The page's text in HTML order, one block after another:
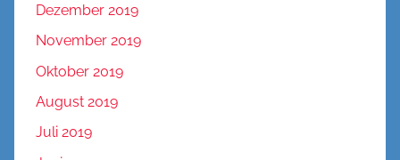
Dezember 2019
November 2019
Oktober 2019
August 2019
Juli 2019